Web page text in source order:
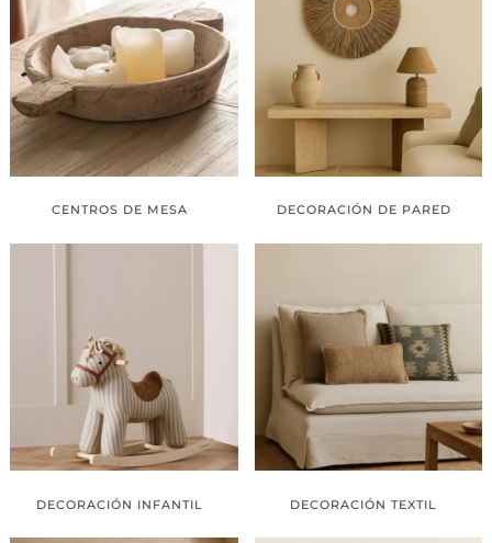
CENTROS DE MESA DECORACIÓN DE PARED
DECORACIÓN INFANTIL DECORACIÓN TEXTIL